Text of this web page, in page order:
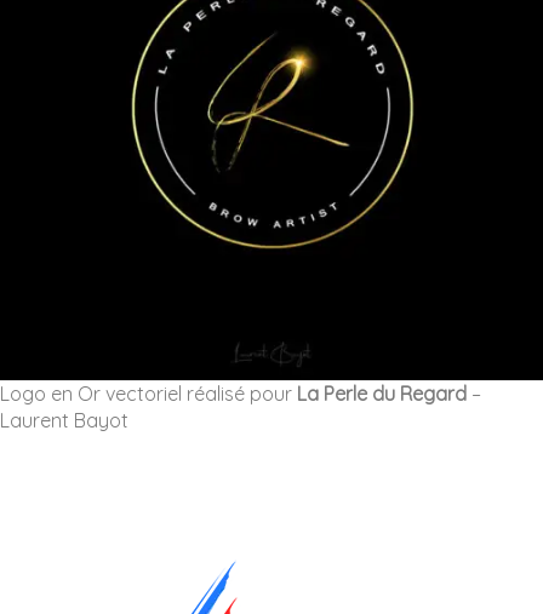
Logo en Or vectoriel réalisé pour La Perle du Regard –
Laurent Bayot